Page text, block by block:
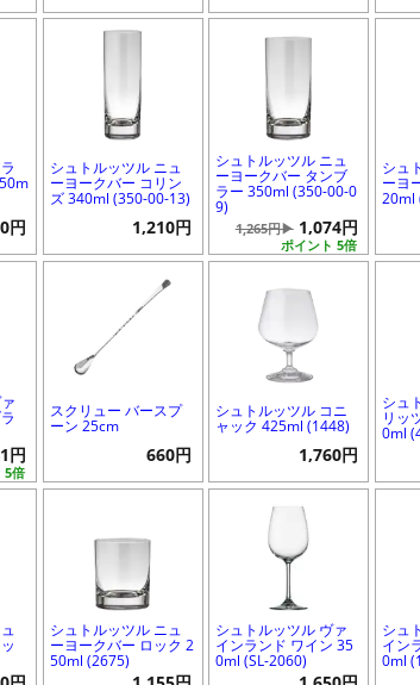
円
シュトルッツル ニュ
ーヨークバー コリン
ズ 340ml (350-00-13)
1,210円
シュトルッツル ニュ
ーヨークバー タンブ
ラー 350ml (350-00-0
9)
ポイント 5倍
1,265円▶ 1,074円
シュ
ーヨ
20ml
5倍
円
スクリュー バースプ
ーン 25cm
660円
シュトルッツル コニ
ャック 425ml (1448)
1,760円
シュ
リッ
0ml
シュトルッツル ニュ
ーヨークバー ロック 2
50ml (2675)
シュトルッツル ヴァ
インランド ワイン 35
0ml (SL-2060)
シュ
イン
0ml